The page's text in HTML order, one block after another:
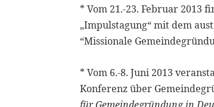
* Vom 21.-23. Februar 2013
„Impulstagung“ mit dem
“Missionale
* Vom 6.-8. Juni 2013
Konferenz über